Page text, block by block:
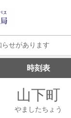
らせがあります
時刻表
山下町
やましたちょう